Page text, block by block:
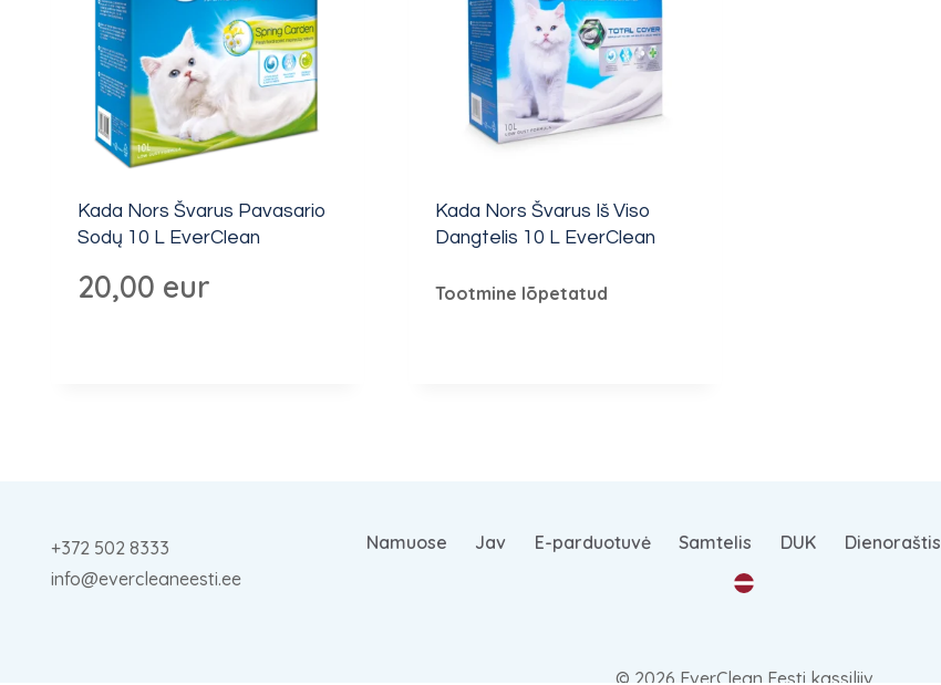
Kada Nors Švarus Pavasario
Sodų 10 L EverClean
20,00 eur
Kada Nors Švarus Iš Viso
Dangtelis 10 L EverClean
Tootmine lõpetatud
+372 502 8333
info@evercleaneesti.ee
Namuose Jav E-parduotuvė Samtelis DUK Dienoraštis
© 2026 EverClean Eesti kassiliiv